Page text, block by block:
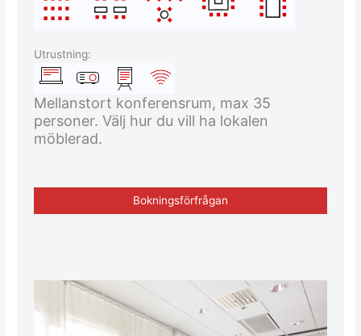
Utrustning:
Mellanstort konferensrum, max 35
personer. Välj hur du vill ha lokalen
möblerad.
Bokningsförfrågan